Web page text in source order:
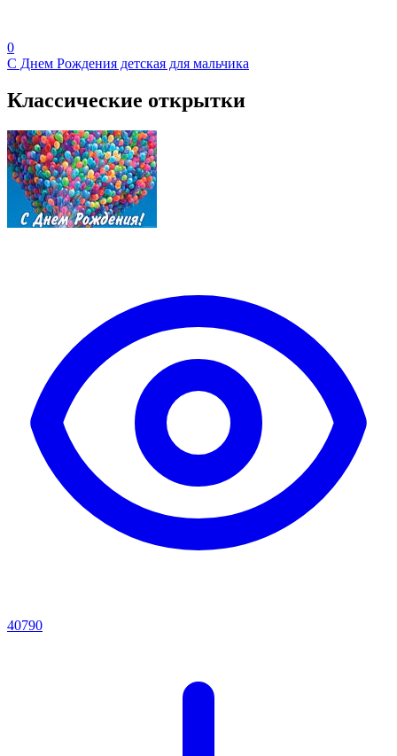
0
С Днем Рождения детская для мальчика
Классические открытки
40790